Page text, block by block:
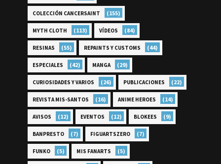
COLECCIÓN CANCERSAINT (155)
MYTH CLOTH (113) VÍDEOS (84)
RESINAS (55) REPAINTS Y CUSTOMS (44)
ESPECIALES (42) MANGA (29)
CURIOSIDADES Y VARIOS (26) PUBLICACIONES (22)
REVISTA MIS-SANTOS (16) ANIME HEROES (14)
AVISOS (12) EVENTOS (12) BLOKEES (9)
BANPRESTO (7) FIGUARTSZERO (7)
FUNKO (5) MIS FANARTS (5)